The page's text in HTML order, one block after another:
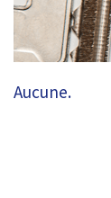
Aucune.